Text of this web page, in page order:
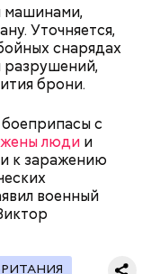
машинами,
Уточняется,
снарядах
разрушений,
брони.
с
люди и
к заражению
военный
путешествие
рублей
рим. «ВМ»), —
непростая
оружия, оружия
экологии и